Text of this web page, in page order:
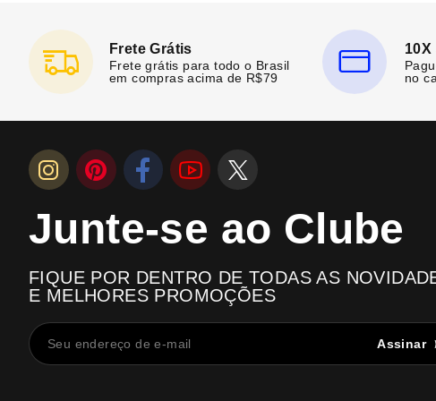
Frete Grátis
Frete grátis para todo o Brasil
em compras acima de R$79
no
Junte-se ao Clube
FIQUE POR DENTRO DE TODAS AS
E MELHORES PROMOÇÕES
Assinar